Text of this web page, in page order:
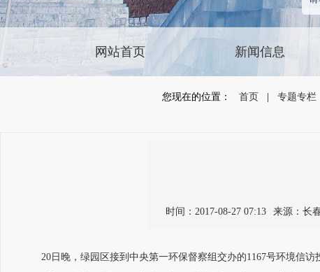
网站首页 新闻信息
您现在的位置： 首页 专题专栏
时间：2017-08-27 07:13 来源：长
20日晚，绿园区接到中央第一环保督察组交办的1167号环境信访